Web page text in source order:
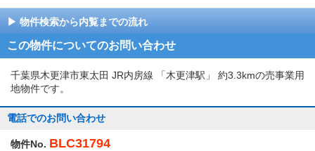
物件検索から内覧までの流れ
この物件についてのお問い合わせ
千葉県木更津市東太田 JR内房線 「木更津駅」 約3.3kmの売事業用
地物件です。
電話でのお問い合わせ
物件No. BLC31794